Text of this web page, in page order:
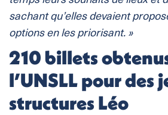
sachant qu’elles devaient
options en les priorisant. »
210 billets
l’UNSLL pour des
structures Léo